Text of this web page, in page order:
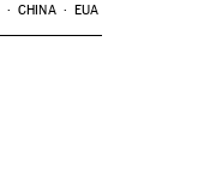
CHINA EUA